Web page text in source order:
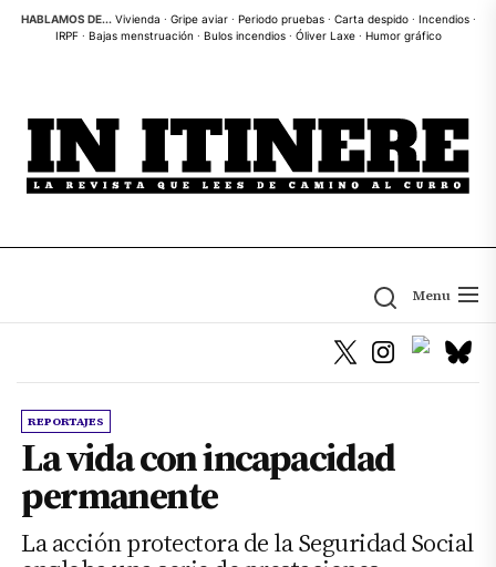
SkipHABLAMOS DE... Vivienda · Gripe aviar· Periodo pruebas· Carta despido· Incendios·
IRPF· Bajas menstruación · Bulos incendios· Óliver Laxe· Humor gráfico
Menu
REPORTAJES
La vida con incapacidad
permanente
La acción protectora de la Seguridad Social